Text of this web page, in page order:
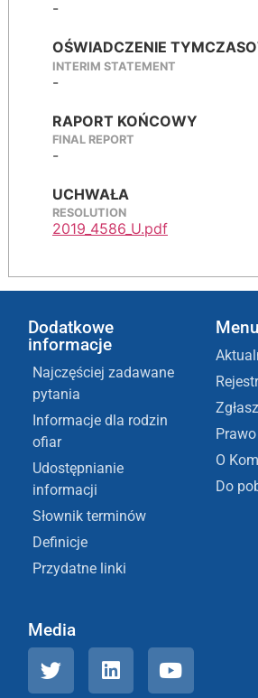
-
OŚWIADCZENIE
INTERIM STATEMENT
-
RAPORT KOŃCOWY
FINAL REPORT
-
UCHWAŁA
RESOLUTION
2019_4586_U.pdf
Dodatkowe
informacje
Najczęściej zadawane
pytania
Informacje dla rodzin
ofiar
Udostępnianie
informacji
Słownik terminów
Definicje
Przydatne linki
Menu
Prawo
O
Do
Media